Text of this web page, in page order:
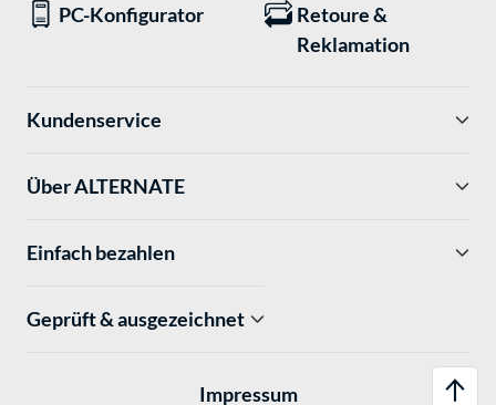
PC-Konfigurator
Retoure &
Reklamation
Kundenservice
Über ALTERNATE
Einfach bezahlen
Geprüft & ausgezeichnet
Impressum